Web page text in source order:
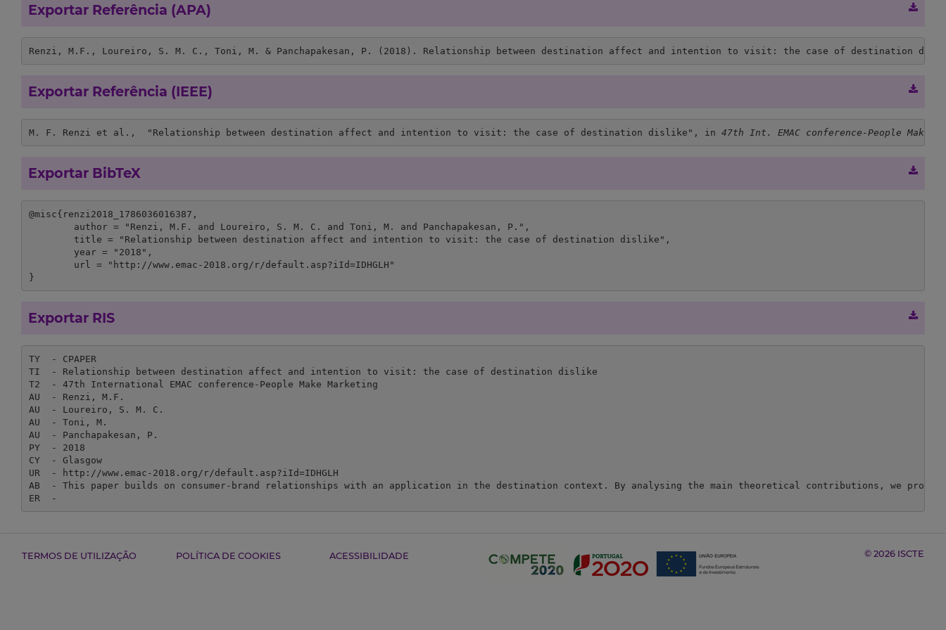
Exportar Referência (APA)
Renzi, M.F., Loureiro, S. M. C., Toni, M. & Panchapakesan, P. (2018). Relationship between destination affect and intention to visit: the case of destination
Exportar Referência (IEEE)
M. F. Renzi et al.,  "Relationship between destination affect and intention to visit: the case of destination dislike", in 47th Int. EMAC conference-People Make
Exportar BibTeX
@misc{renzi2018_1786036016387,
}
Exportar RIS
TY  - CPAPER
TI  - Relationship between destination affect and intention to visit: the case of destination dislike
T2  - 47th International EMAC conference-People Make Marketing
AU  - Renzi, M.F.
AU  - Loureiro, S. M. C.
AU  - Toni, M.
AU  - Panchapakesan, P.
PY  - 2018
CY  - Glasgow
UR  - http://www.emac-2018.org/r/default.asp?iId=IDHGLH
AB  - This paper builds on consumer-brand relationships with an application in the destination context. By analysing the main theoretical contributions, we
ER  -
TERMOS DE UTILIZAÇÃO POLÍTICA DE COOKIES ACESSIBILIDADE © 2026 ISCTE